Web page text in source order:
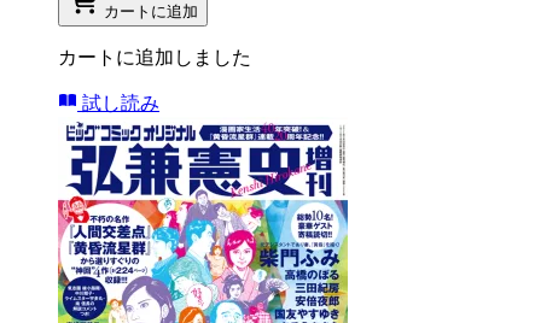
カートに追加
カートに追加しました
試し読み